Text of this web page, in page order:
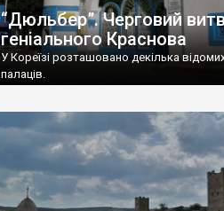
“Дюльбер”. Черговий
геніального Краснова
У Кореїзі розташовано декілька
палаців.